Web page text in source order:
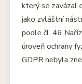
který se zavázal
jako zvláštní
podle čl. 46
úroveň ochrany
GDPR nebyla